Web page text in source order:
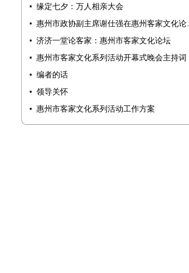
缘定七夕：万人相亲大会
惠州市政协副主席谢仕强在惠州客家文化
济济一堂论客家：惠州市客家文化论坛
惠州市客家文化系列活动开幕式晚会主持词
编者的话
领导关怀
惠州市客家文化系列活动工作方案